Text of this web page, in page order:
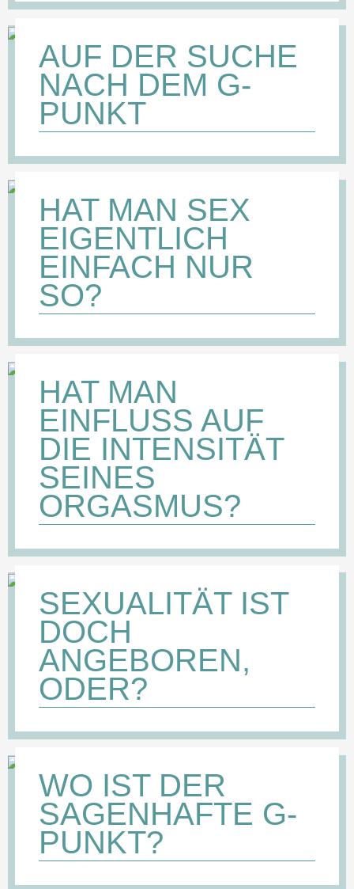
AUF DER SUCHE
NACH DEM G-
PUNKT
HAT MAN SEX
EIGENTLICH
EINFACH NUR
SO?
HAT MAN
EINFLUSS AUF
DIE INTENSITÄT
SEINES
ORGASMUS?
SEXUALITÄT IST
DOCH
ANGEBOREN,
ODER?
WO IST DER
SAGENHAFTE G-
PUNKT?